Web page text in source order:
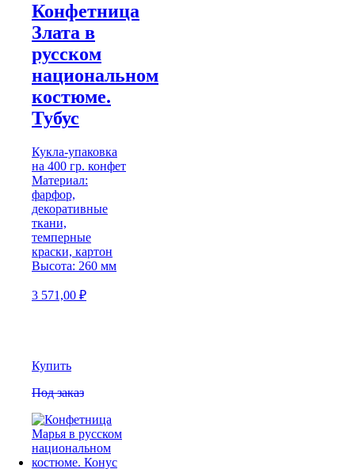
Конфетница
Злата в
русском
национальном
костюме.
Тубус
Кукла-упаковка
на 400 гр. конфет
Материал:
фарфор,
декоративные
ткани,
темперные
краски, картон
Высота: 260 мм
3 571,00 ₽
Купить
Под заказ